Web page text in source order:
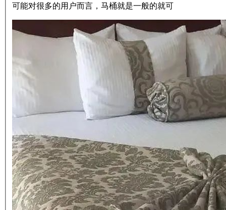
可能对很多的用户而言，马桶就是一般的就可